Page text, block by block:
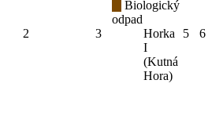
2 3
Biologický
odpad
Horka
I
(Kutná
Hora)
5 6